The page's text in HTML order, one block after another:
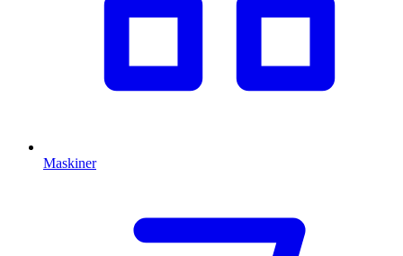
Maskiner